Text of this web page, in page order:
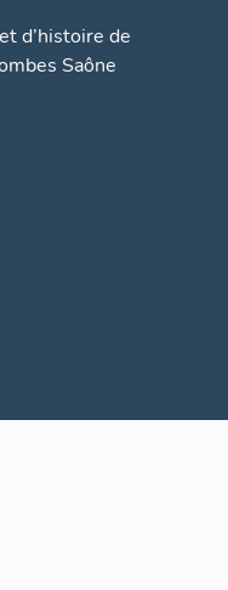
d’histoire de
Saône